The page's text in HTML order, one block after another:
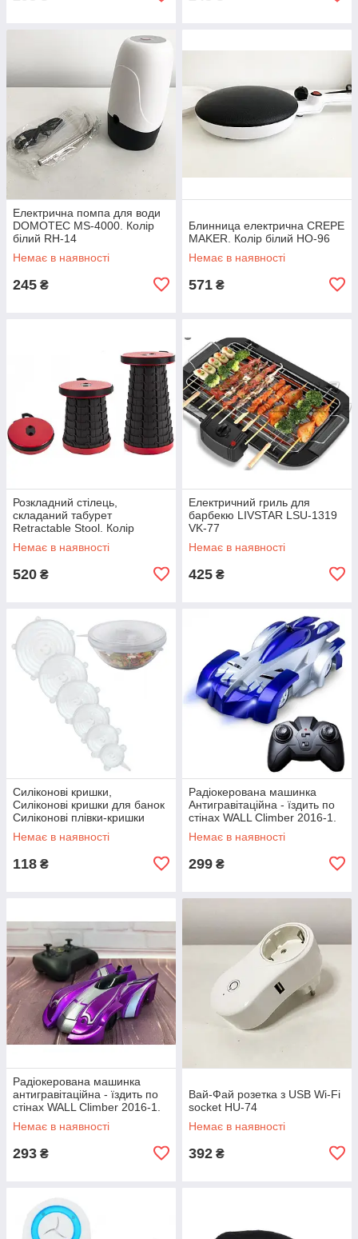
Електрична помпа для води
DOMOTEC MS-4000. Колір
білий RH-14
Немає в наявності
245 ₴
Блинница електрична CREPE
MAKER. Колір білий HO-96
Немає в наявності
571 ₴
Розкладний стілець,
складаний табурет
Retractable Stool. Колір
червоний JY-78
Немає в наявності
520 ₴
Електричний гриль для
барбекю LIVSTAR LSU-1319
VK-77
Немає в наявності
425 ₴
Силіконові кришки,
Силіконові кришки для банок
Силіконові плівки-кришки
silicon VA-61
Немає в наявності
118 ₴
Радіокерована машинка
Антигравітаційна - їздить по
стінах WALL Climber 2016-1.
Колір синій TS-72
Немає в наявності
299 ₴
Радіокерована машинка
антигравітаційна - їздить по
стінах WALL Climber 2016-1.
Колір фіолетовий EP-16
Немає в наявності
293 ₴
Вай-Фай розетка з USB Wi-Fi
socket HU-74
Немає в наявності
392 ₴